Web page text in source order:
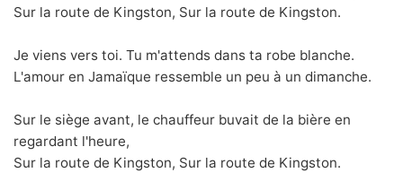
Sur la route de Kingston, Sur la route de Kingston.
Je viens vers toi. Tu m'attends dans ta robe blanche.
L'amour en Jamaïque ressemble un peu à un dimanche.
Sur le siège avant, le chauffeur buvait de la bière en
regardant l'heure,
Sur la route de Kingston, Sur la route de Kingston.